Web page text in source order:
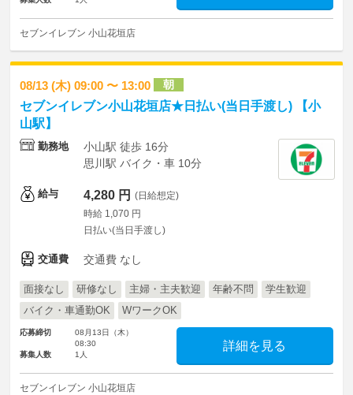
セブンイレブン 小山花垣店
08/13 (木) 09:00 〜 13:00 朝
セブンイレブン小山花垣店★日払い(当日手渡し) 【小
山駅】
勤務地
小山駅 徒歩 16分
思川駅 バイク・車 10分
給与 4,280 円 (日給想定)
時給 1,070 円
日払い(当日手渡し)
交通費 交通費 なし
面接なし 研修なし 主婦・主夫歓迎 年齢不問
学生歓迎
バイク・車通勤OK
WワークOK
応募締切
08月13日（木）
08:30
募集人数
1人
詳細を見る
セブンイレブン 小山花垣店